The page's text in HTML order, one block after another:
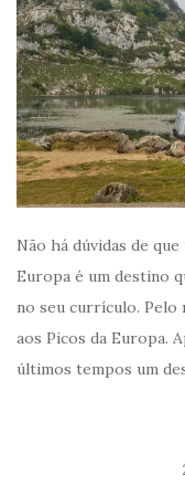
Não há dúvidas de
Europa é um destino
no seu currículo. Pelo
aos Picos da Europa.
últimos tempos um